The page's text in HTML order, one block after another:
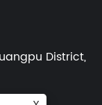
District,